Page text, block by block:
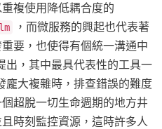
複使用降低耦合度的
，而微服務的興起也代表著
要，也使得有個統一溝通中
出，其中最具代表性的工具一
龐大複雜時，排查錯誤的難度
超脫一切生命週期的地方井
時刻監控資源，這時許多人